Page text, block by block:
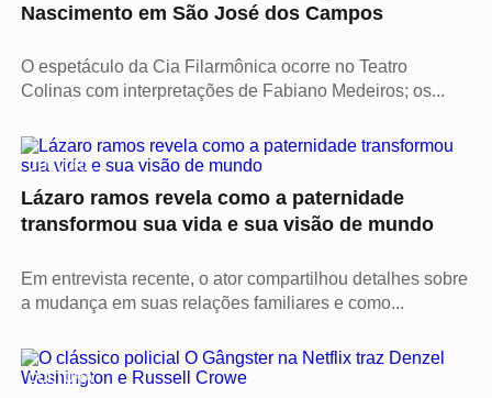
Nascimento em São José dos Campos
O espetáculo da Cia Filarmônica ocorre no Teatro
Colinas com interpretações de Fabiano Medeiros; os...
CULTURA
Lázaro ramos revela como a paternidade
transformou sua vida e sua visão de mundo
Em entrevista recente, o ator compartilhou detalhes sobre
a mudança em suas relações familiares e como...
CULTURA